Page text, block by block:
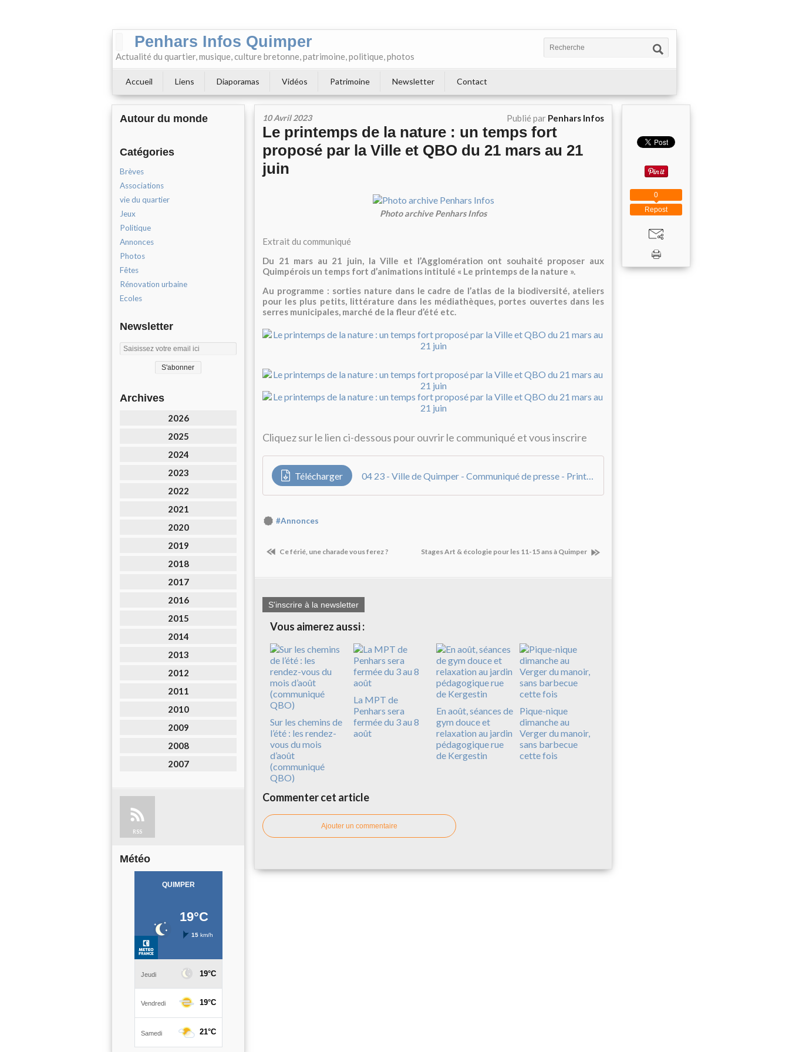
Penhars Infos Quimper
Actualité du quartier, musique, culture bretonne, patrimoine, politique, photos
Accueil Liens Diaporamas Vidéos Patrimoine Newsletter Contact
Autour du monde
Catégories
Brèves
Associations
vie du quartier
Jeux
Politique
Annonces
Photos
Fêtes
Rénovation urbaine
Ecoles
Newsletter
Archives
2026
2025
2024
2023
2022
2021
2020
2019
2018
2017
2016
2015
2014
2013
2012
2011
2010
2009
2008
2007
RSS
Météo
10 Avril 2023 Publié par Penhars Infos
Le printemps de la nature : un temps fort
proposé par la Ville et QBO du 21 mars au 21
juin
Photo archive Penhars Infos
Extrait du communiqué
Du 21 mars au 21 juin, la Ville et l’Agglomération ont souhaité proposer aux
Quimpérois un temps fort d’animations intitulé « Le printemps de la nature ».
Au programme : sorties nature dans le cadre de l’atlas de la biodiversité, ateliers
pour les plus petits, littérature dans les médiathèques, portes ouvertes dans les
serres municipales, marché de la fleur d’été etc.
Cliquez sur le lien ci-dessous pour ouvrir le communiqué et vous inscrire
Télécharger 04 23 - Ville de Quimper - Communiqué de presse - Printemps de la nature - programme avril (rappel)-1
#Annonces
Ce férié, une charade vous ferez ? Stages Art & écologie pour les 11-15 ans à Quimper
S'inscrire à la newsletter
Vous aimerez aussi :
Sur les chemins de
l’été : les rendez-
vous du mois
d’août
(communiqué
QBO)
La MPT de
Penhars sera
fermée du 3 au 8
août
En août, séances de
gym douce et
relaxation au jardin
pédagogique rue
de Kergestin
Pique-nique
dimanche au
Verger du manoir,
sans barbecue
cette fois
Commenter cet article
Ajouter un commentaire
Repost
0